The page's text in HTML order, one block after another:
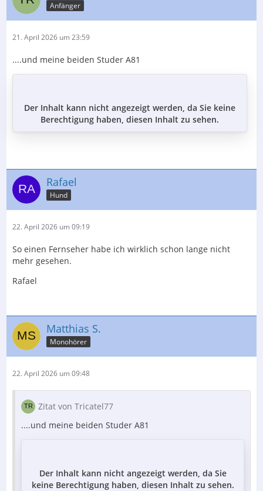
Anfänger
21. April 2026 um 23:59
....und meine beiden Studer A81
Der Inhalt kann nicht angezeigt werden, da Sie keine
Berechtigung haben, diesen Inhalt zu sehen.
Rafael
Hund
22. April 2026 um 09:19
So einen Fernseher habe ich wirklich schon lange nicht
mehr gesehen.
Rafael
Matthias S.
Monohörer
22. April 2026 um 09:48
Zitat von Tricatel77
....und meine beiden Studer A81
Der Inhalt kann nicht angezeigt werden, da Sie
keine Berechtigung haben, diesen Inhalt zu sehen.